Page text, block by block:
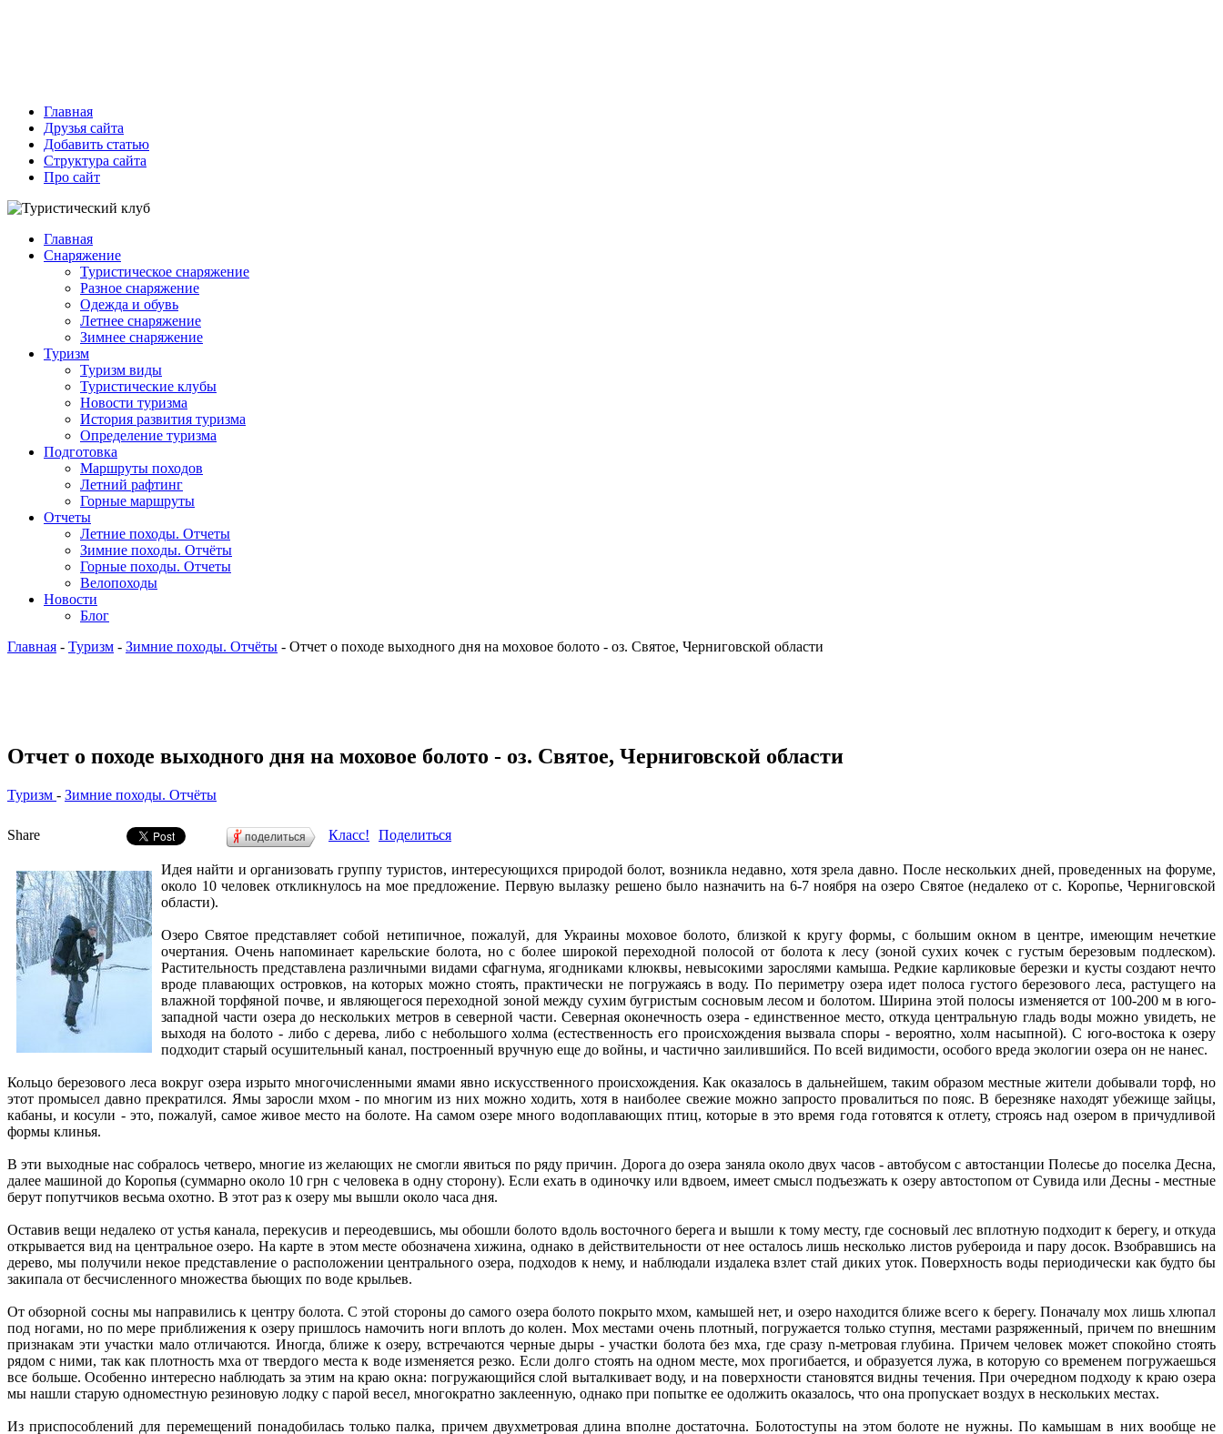
Главная
Друзья сайта
Добавить статью
Структура сайта
Про сайт
Главная
Снаряжение
Туристическое снаряжение
Разное снаряжение
Одежда и обувь
Летнее снаряжение
Зимнее снаряжение
Туризм
Туризм виды
Туристические клубы
Новости туризма
История развития туризма
Определение туризма
Подготовка
Маршруты походов
Летний рафтинг
Горные маршруты
Отчеты
Летние походы. Отчеты
Зимние походы. Отчёты
Горные походы. Отчеты
Велопоходы
Новости
Блог
Главная - Туризм - Зимние походы. Отчёты - Отчет о походе выходного дня на моховое болото - оз. Святое, Черниговской области
Отчет о походе выходного дня на моховое болото - оз. Святое, Черниговской области
Туризм - Зимние походы. Отчёты
Share поделиться Класс! Поделиться
Идея найти и организовать группу туристов, интересующихся природой болот, возникла недавно, хотя зрела давно. После нескольких дней, проведенных на форуме,
около 10 человек откликнулось на мое предложение. Первую вылазку решено было назначить на 6-7 ноября на озеро Святое (недалеко от с. Коропье, Черниговской
области).
Озеро Святое представляет собой нетипичное, пожалуй, для Украины моховое болото, близкой к кругу формы, с большим окном в центре, имеющим нечеткие
очертания. Очень напоминает карельские болота, но с более широкой переходной полосой от болота к лесу (зоной сухих кочек с густым березовым подлеском).
Растительность представлена различными видами сфагнума, ягодниками клюквы, невысокими зарослями камыша. Редкие карликовые березки и кусты создают нечто
вроде плавающих островков, на которых можно стоять, практически не погружаясь в воду. По периметру озера идет полоса густого березового леса, растущего на
влажной торфяной почве, и являющегося переходной зоной между сухим бугристым сосновым лесом и болотом. Ширина этой полосы изменяется от 100-200 м в юго-
западной части озера до нескольких метров в северной части. Северная оконечность озера - единственное место, откуда центральную гладь воды можно увидеть, не
выходя на болото - либо с дерева, либо с небольшого холма (естественность его происхождения вызвала споры - вероятно, холм насыпной). С юго-востока к озеру
подходит старый осушительный канал, построенный вручную еще до войны, и частично заилившийся. По всей видимости, особого вреда экологии озера он не нанес.
Кольцо березового леса вокруг озера изрыто многочисленными ямами явно искусственного происхождения. Как оказалось в дальнейшем, таким образом местные жители добывали торф, но
этот промысел давно прекратился. Ямы заросли мхом - по многим из них можно ходить, хотя в наиболее свежие можно запросто провалиться по пояс. В березняке находят убежище зайцы,
кабаны, и косули - это, пожалуй, самое живое место на болоте. На самом озере много водоплавающих птиц, которые в это время года готовятся к отлету, строясь над озером в причудливой
формы клинья.
В эти выходные нас собралось четверо, многие из желающих не смогли явиться по ряду причин. Дорога до озера заняла около двух часов - автобусом с автостанции Полесье до поселка Десна,
далее машиной до Коропья (суммарно около 10 грн с человека в одну сторону). Если ехать в одиночку или вдвоем, имеет смысл подъезжать к озеру автостопом от Сувида или Десны - местные
берут попутчиков весьма охотно. В этот раз к озеру мы вышли около часа дня.
Оставив вещи недалеко от устья канала, перекусив и переодевшись, мы обошли болото вдоль восточного берега и вышли к тому месту, где сосновый лес вплотную подходит к берегу, и откуда
открывается вид на центральное озеро. На карте в этом месте обозначена хижина, однако в действительности от нее осталось лишь несколько листов рубероида и пару досок. Взобравшись на
дерево, мы получили некое представление о расположении центрального озера, подходов к нему, и наблюдали издалека взлет стай диких уток. Поверхность воды периодически как будто бы
закипала от бесчисленного множества бьющих по воде крыльев.
От обзорной сосны мы направились к центру болота. С этой стороны до самого озера болото покрыто мхом, камышей нет, и озеро находится ближе всего к берегу. Поначалу мох лишь хлюпал
под ногами, но по мере приближения к озеру пришлось намочить ноги вплоть до колен. Мох местами очень плотный, погружается только ступня, местами разряженный, причем по внешним
признакам эти участки мало отличаются. Иногда, ближе к озеру, встречаются черные дыры - участки болота без мха, где сразу n-метровая глубина. Причем человек может спокойно стоять
рядом с ними, так как плотность мха от твердого места к воде изменяется резко. Если долго стоять на одном месте, мох прогибается, и образуется лужа, в которую со временем погружаешься
все больше. Особенно интересно наблюдать за этим на краю окна: погружающийся слой выталкивает воду, и на поверхности становятся видны течения. При очередном подходу к краю озера
мы нашли старую одноместную резиновую лодку с парой весел, многократно заклеенную, однако при попытке ее одолжить оказалось, что она пропускает воздух в нескольких местах.
Из приспособлений для перемещений понадобилась только палка, причем двухметровая длина вполне достаточна. Болотоступы на этом болоте не нужны. По камышам в них вообще не